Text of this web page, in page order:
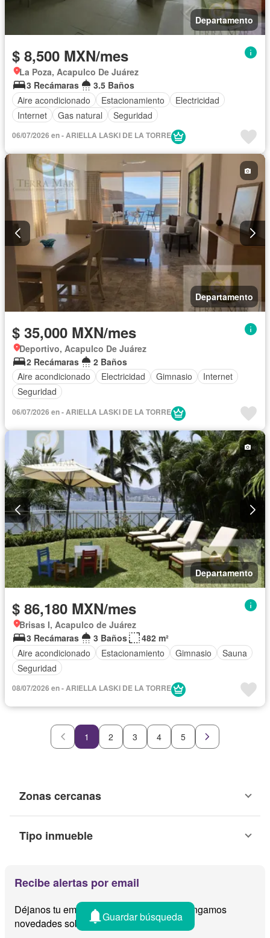
Departamento
$ 8,500 MXN/mes
La Poza, Acapulco De Juárez
3 Recámaras
3.5 Baños
Aire acondicionado
Estacionamiento
Electricidad
Internet
Gas natural Seguridad
06/07/2026 en - ARIELLA LASKI DE LA TORRE
Departamento
$ 35,000 MXN/mes
Deportivo, Acapulco De Juárez
2 Recámaras
2 Baños
Aire acondicionado
Electricidad Gimnasio
Internet
Seguridad
06/07/2026 en - ARIELLA LASKI DE LA TORRE
Departamento
$ 86,180 MXN/mes
Brisas I, Acapulco de Juárez
3 Recámaras
3 Baños
482 m²
Aire acondicionado
Estacionamiento Gimnasio
Sauna
Seguridad
08/07/2026 en - ARIELLA LASKI DE LA TORRE
1 2 3 4 5
Zonas cercanas
Tipo inmueble
Recibe alertas por email
Déjanos tu email y te avisamos cuando tengamos
novedades sobre
Guardar búsqueda